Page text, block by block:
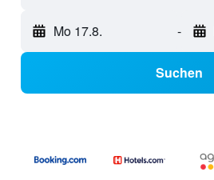
Mo 17.8. -
Suchen